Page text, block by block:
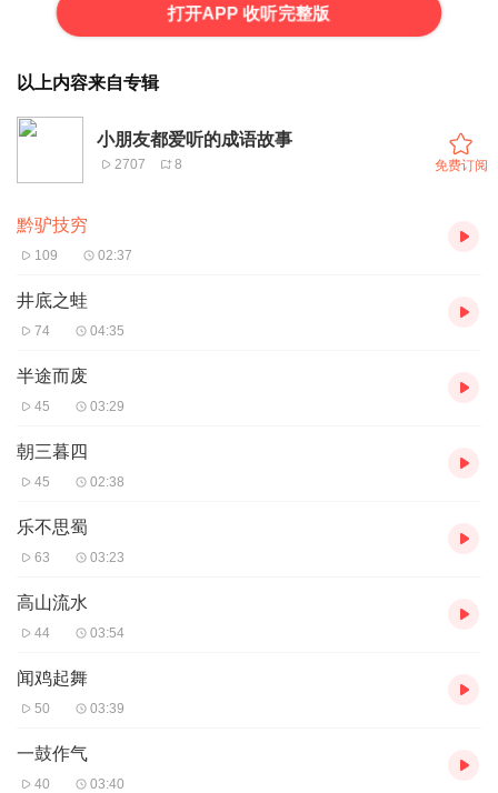
打开APP 收听完整版
以上内容来自专辑
小朋友都爱听的成语故事
2707 8 免费订阅
黔驴技穷
109 02:37
井底之蛙
74 04:35
半途而废
45 03:29
朝三暮四
45 02:38
乐不思蜀
63 03:23
高山流水
44 03:54
闻鸡起舞
50 03:39
一鼓作气
40 03:40